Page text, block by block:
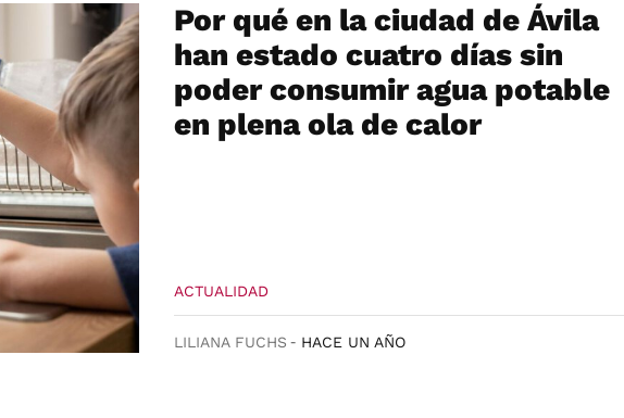
Por qué en la ciudad de Ávila
han estado cuatro días sin
poder consumir agua potable
en plena ola de calor
ACTUALIDAD
LILIANA FUCHS HACE UN AÑO